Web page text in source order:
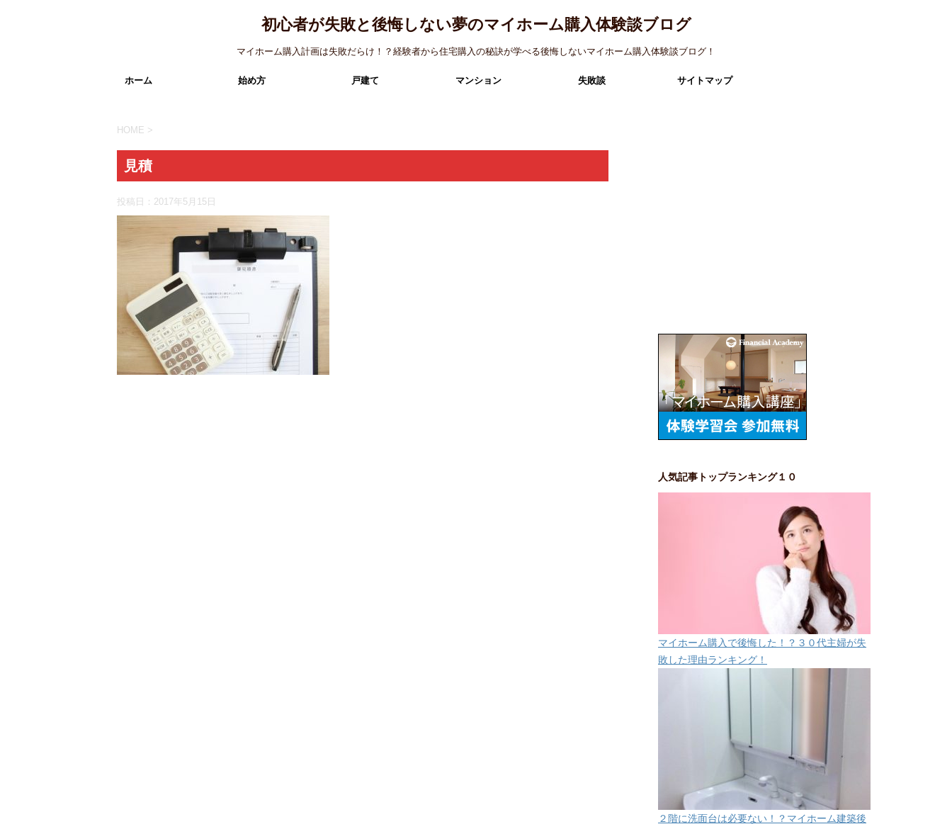
初心者が失敗と後悔しない夢のマイホーム購入体験談ブログ
マイホーム購入計画は失敗だらけ！？経験者から住宅購入の秘訣が学べる後悔しないマイホーム購入体験談ブログ！
ホーム 始め方 戸建て マンション 失敗談 サイトマップ
HOME >
見積
投稿日： 2017年5月15日
人気記事トップランキング１０
マイホーム購入で後悔した！？３０代主婦が失
敗した理由ランキング！
２階に洗面台は必要ない！？マイホーム建築後